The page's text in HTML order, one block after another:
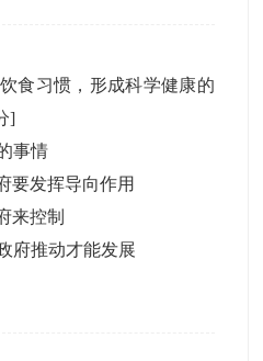
食习惯，形成科学健康的
]
事情
要发挥导向作用
来控制
府推动才能发展